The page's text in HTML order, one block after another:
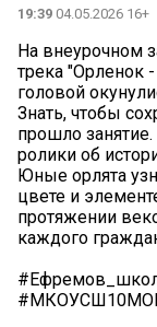
19:39 04.05.2026 16+
На внеурочном
трека "Орленок
головой
Знать, чтобы
прошло
ролики об
Юные орлята
цвете и
протяжении
каждого